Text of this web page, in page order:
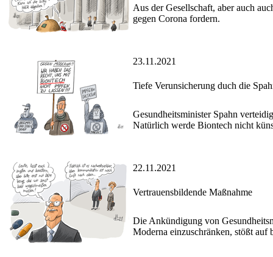
Aus der Gesellschaft, aber auch
gegen Corona fordern.
23.11.2021
Tiefe Verunsicherung duch die
Gesundheitsminister Spahn
Natürlich werde Biontech nicht
22.11.2021
Vertrauensbildende Maßnahme
Die Ankündigung von
Moderna einzuschränken, stößt auf